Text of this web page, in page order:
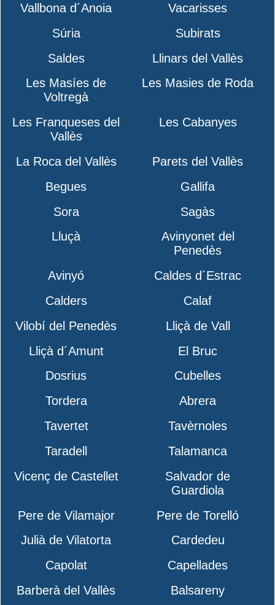
Vallbona d´Anoia
Vacarisses
Súria
Subirats
Saldes
Llinars del Vallès
Les Masíes de
Voltregà
Les Masies de Roda
Les Franqueses del
Vallès
Les Cabanyes
La Roca del Vallès
Parets del Vallès
Begues
Gallifa
Sora
Sagàs
Lluçà
Avinyonet del
Penedès
Avinyó
Caldes d´Estrac
Calders
Calaf
Vilobí del Penedès
Lliçà de Vall
Lliçà d´Amunt
El Bruc
Dosrius
Cubelles
Tordera
Abrera
Tavertet
Tavèrnoles
Taradell
Talamanca
Vicenç de Castellet
Salvador de
Guardiola
Pere de Vilamajor
Pere de Torelló
Julià de Vilatorta
Cardedeu
Capolat
Capellades
Barberà del Vallès
Balsareny